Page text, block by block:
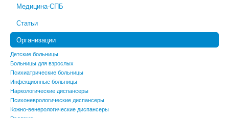
Медицина-СПБ
Статьи
Организации
Детские больницы
Больницы для взрослых
Психиатрические больницы
Инфекционные больницы
Наркологические диспансеры
Психоневрологические диспансеры
Кожно-венерологические диспансеры